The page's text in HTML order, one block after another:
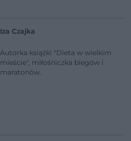
Iza Czajka
Autorka książki "Dieta w wielkim
mieście", miłośniczka biegów i
maratonów.